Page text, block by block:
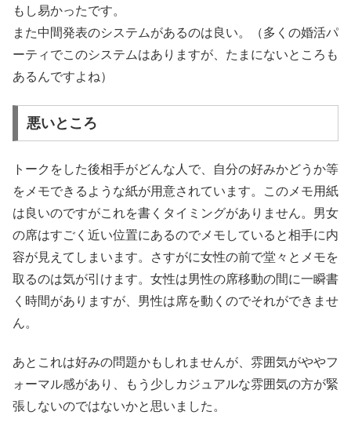
もし易かったです。
また中間発表のシステムがあるのは良い。（多くの婚活パ
ーティでこのシステムはありますが、たまにないところも
あるんですよね）
悪いところ
トークをした後相手がどんな人で、自分の好みかどうか等
をメモできるような紙が用意されています。このメモ用紙
は良いのですがこれを書くタイミングがありません。男女
の席はすごく近い位置にあるのでメモしていると相手に内
容が見えてしまいます。さすがに女性の前で堂々とメモを
取るのは気が引けます。女性は男性の席移動の間に一瞬書
く時間がありますが、男性は席を動くのでそれができませ
ん。
あとこれは好みの問題かもしれませんが、雰囲気がややフ
ォーマル感があり、もう少しカジュアルな雰囲気の方が緊
張しないのではないかと思いました。